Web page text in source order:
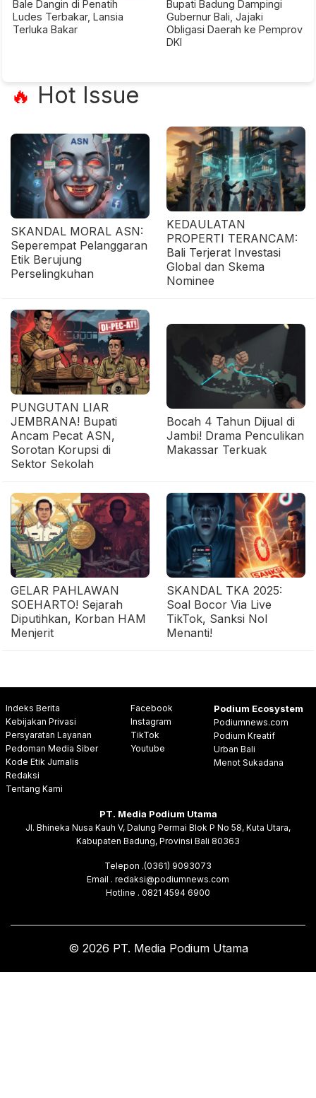
Bale Dangin di Penatih
Ludes Terbakar, Lansia
Terluka Bakar
Bupati Badung Dampingi
Gubernur Bali, Jajaki
Obligasi Daerah ke Pemprov
DKI
🔥 Hot Issue
SKANDAL MORAL ASN:
Seperempat Pelanggaran
Etik Berujung
Perselingkuhan
KEDAULATAN
PROPERTI TERANCAM:
Bali Terjerat Investasi
Global dan Skema
Nominee
PUNGUTAN LIAR
JEMBRANA! Bupati
Ancam Pecat ASN,
Sorotan Korupsi di
Sektor Sekolah
Bocah 4 Tahun Dijual di
Jambi! Drama Penculikan
Makassar Terkuak
GELAR PAHLAWAN
SOEHARTO! Sejarah
Diputihkan, Korban HAM
Menjerit
SKANDAL TKA 2025:
Soal Bocor Via Live
TikTok, Sanksi Nol
Menanti!
Indeks Berita
Kebijakan Privasi
Persyaratan Layanan
Pedoman Media Siber
Kode Etik Jurnalis
Redaksi
Tentang Kami
Facebook
Instagram
TikTok
Youtube
Podium Ecosystem
Podiumnews.com
Podium Kreatif
Urban Bali
Menot Sukadana
PT. Media Podium Utama
Jl. Bhineka Nusa Kauh V, Dalung Permai Blok P No 58, Kuta Utara,
Kabupaten Badung, Provinsi Bali 80363
Telepon .(0361) 9093073
Email . redaksi@podiumnews.com
Hotline . 0821 4594 6900
© 2026 PT. Media Podium Utama